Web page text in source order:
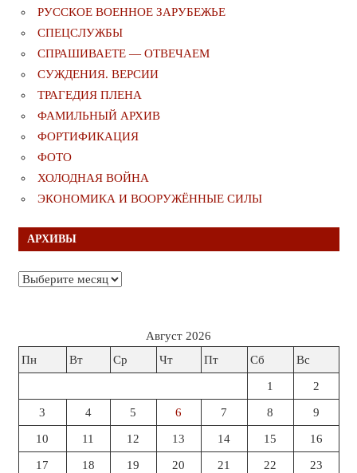
РУССКОЕ ВОЕННОЕ ЗАРУБЕЖЬЕ
СПЕЦСЛУЖБЫ
СПРАШИВАЕТЕ — ОТВЕЧАЕМ
СУЖДЕНИЯ. ВЕРСИИ
ТРАГЕДИЯ ПЛЕНА
ФАМИЛЬНЫЙ АРХИВ
ФОРТИФИКАЦИЯ
ФОТО
ХОЛОДНАЯ ВОЙНА
ЭКОНОМИКА И ВООРУЖЁННЫЕ СИЛЫ
АРХИВЫ
Архивы
Август 2026
Пн
Вт Ср Чт Пт Сб Вс
1 2
3 4 5 6 7 8 9
10 11 12 13 14 15 16
17 18 19 20 21 22 23